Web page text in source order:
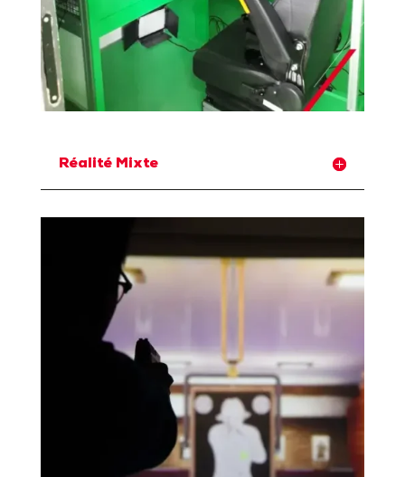
Réalité Mixte